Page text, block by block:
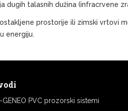
talasnih dužina (infracrvene
prostorije ili zimski vrtovi
energiju.
GENEO PVC prozorski sistemi